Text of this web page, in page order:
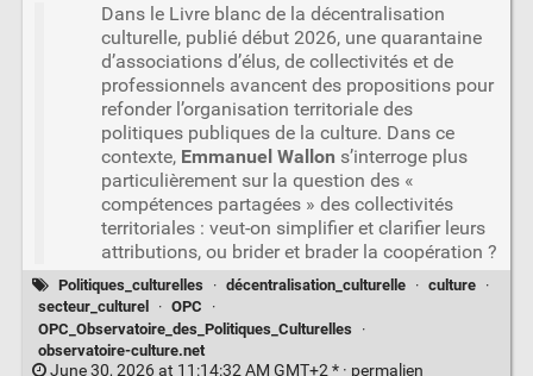
Dans le Livre blanc de la décentralisation
culturelle, publié début 2026, une quarantaine
d’associations d’élus, de collectivités et de
professionnels avancent des propositions pour
refonder l’organisation territoriale des
politiques publiques de la culture. Dans ce
contexte, Emmanuel Wallon s’interroge plus
particulièrement sur la question des «
compétences partagées » des collectivités
territoriales : veut-on simplifier et clarifier leurs
attributions, ou brider et brader la coopération ?
Politiques_culturelles · décentralisation_culturelle · culture ·
secteur_culturel
· OPC
·
OPC_Observatoire_des_Politiques_Culturelles
·
observatoire-culture.net
June 30, 2026 at 11:14:32 AM GMT+2 * · permalien